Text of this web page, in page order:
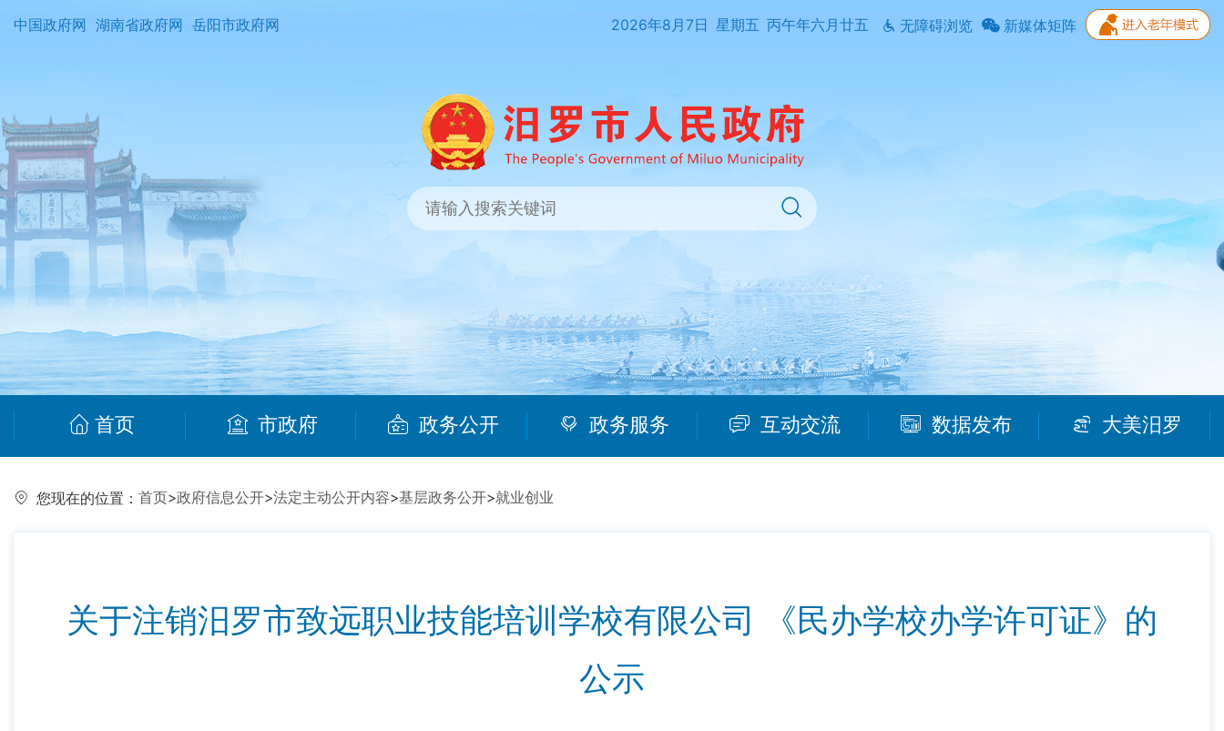
中国政府网 湖南省政府网 岳阳市政府网 2026年8月7日 星期五 丙午年六月廿五 无障碍浏览 新媒体矩阵
首页 市政府 政务公开 政务服务 互动交流 数据发布 大美汨罗
您现在的位置： 首页>政府信息公开>法定主动公开内容>基层政务公开>就业创业
关于注销汨罗市致远职业技能培训学校有限公司 《民办学校办学许可证》的
公示